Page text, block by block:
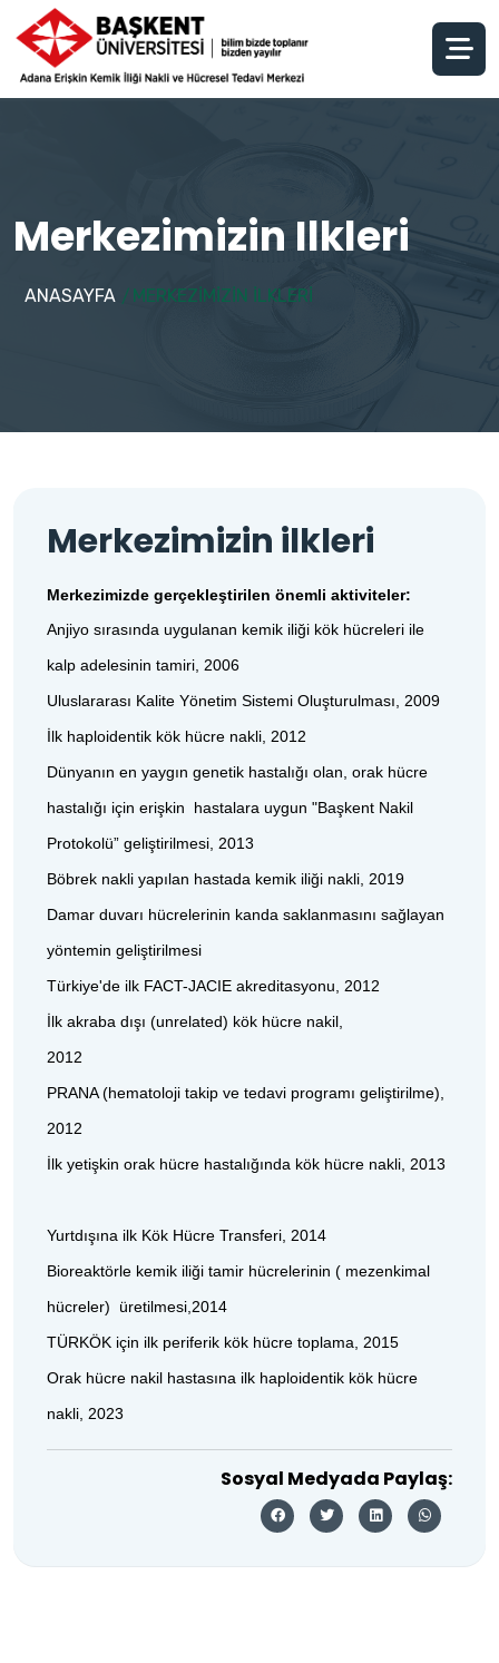
Merkezimizin Ilkleri
ANASAYFA / MERKEZIMIZIN ILKLERI
Merkezimizin ilkleri
Merkezimizde gerçekleştirilen önemli aktiviteler:
Anjiyo sırasında uygulanan kemik iliği kök hücreleri ile
kalp adelesinin tamiri, 2006
Uluslararası Kalite Yönetim Sistemi Oluşturulması, 2009
İlk haploidentik kök hücre nakli, 2012
Dünyanın en yaygın genetik hastalığı olan, orak hücre
hastalığı için erişkin hastalara uygun "Başkent Nakil
Protokolü” geliştirilmesi, 2013
Böbrek nakli yapılan hastada kemik iliği nakli, 2019
Damar duvarı hücrelerinin kanda saklanmasını sağlayan
yöntemin geliştirilmesi
Türkiye'de ilk FACT-JACIE akreditasyonu, 2012
İlk akraba dışı (unrelated) kök hücre nakil,
2012
PRANA (hematoloji takip ve tedavi programı geliştirilme),
2012
İlk yetişkin orak hücre hastalığında kök hücre nakli, 2013
Yurtdışına ilk Kök Hücre Transferi, 2014
Bioreaktörle kemik iliği tamir hücrelerinin ( mezenkimal
hücreler) üretilmesi,2014
TÜRKÖK için ilk periferik kök hücre toplama, 2015
Orak hücre nakil hastasına ilk haploidentik kök hücre
nakli, 2023
Sosyal Medyada Paylaş: